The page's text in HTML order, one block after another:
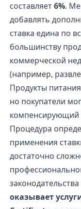
составляет6%.
добавлять
ставка едина по
большинству
коммерческой
(например,
Продукты
но покупатели
компенсирующий
Процедура
применения
достаточно
оказывает